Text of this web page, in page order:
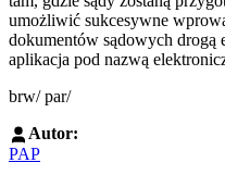
umożliwić sukcesywne
dokumentów sądowych drogą
aplikacja pod nazwą
brw/ par/
Autor:
PAP